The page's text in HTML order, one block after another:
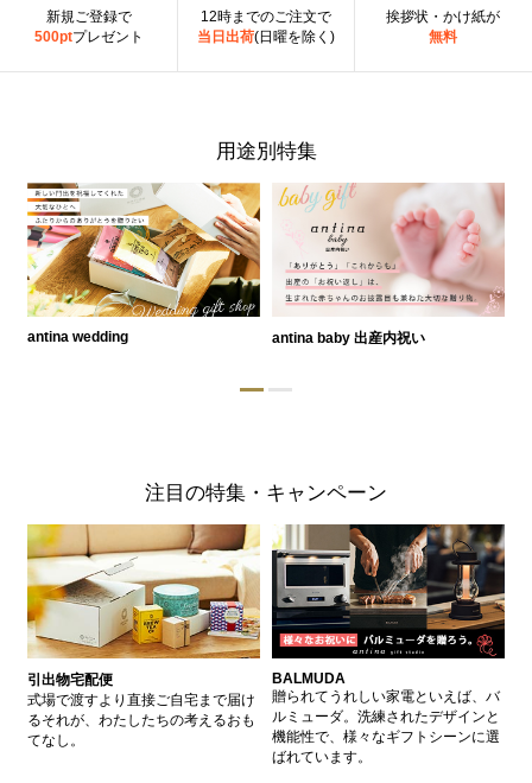
新規ご登録で
500ptプレゼント
12時までのご注文で
当日出荷(日曜を除く)
挨拶状・かけ紙が
無料
用途別特集
antina wedding antina baby 出産内祝い
注目の特集・キャンペーン
引出物宅配便
式場で渡すより直接ご自宅まで届け
るそれが、わたしたちの考えるおも
てなし。
BALMUDA
贈られてうれしい家電といえば、バ
ルミューダ。洗練されたデザインと
機能性で、様々なギフトシーンに選
ばれています。